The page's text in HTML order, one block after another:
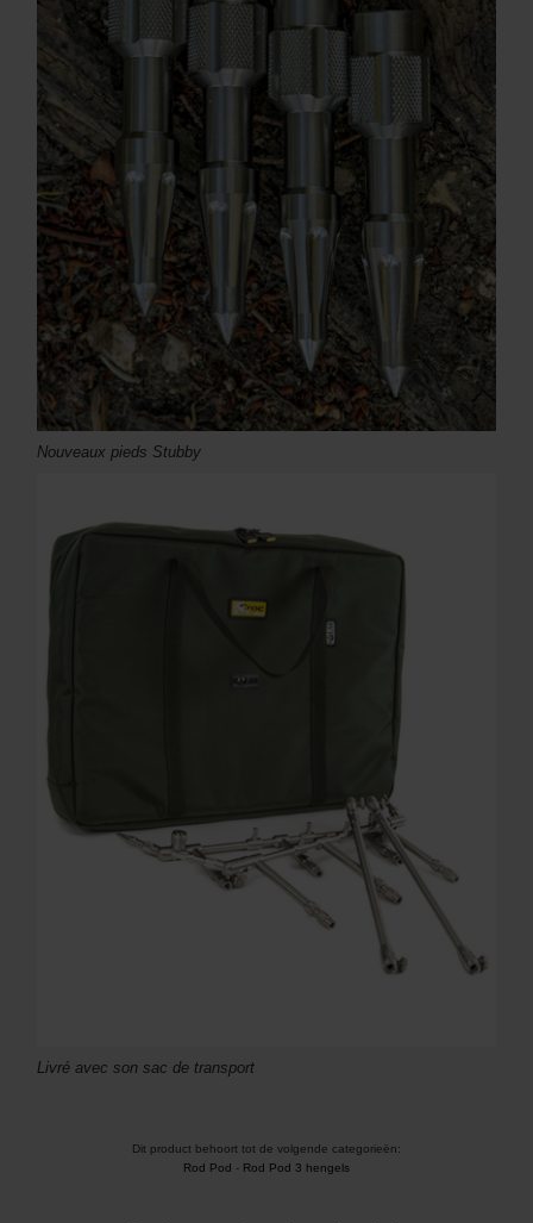
Nouveaux pieds Stubby
Livré avec son sac de transport
Dit product behoort tot de volgende categorieën:
Rod Pod - Rod Pod 3 hengels